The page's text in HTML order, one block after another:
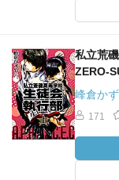
私立荒
ZERO-
峰倉か
171